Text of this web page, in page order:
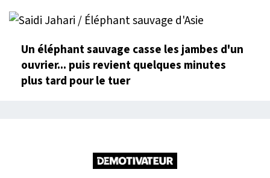
Un éléphant sauvage casse les jambes d'un
ouvrier... puis revient quelques minutes
plus tard pour le tuer